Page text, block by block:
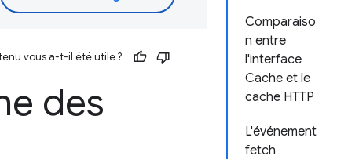
Comparaiso
n entre
l'interface
Cache et le
cache HTTP
L'événement
fetch
vous a-t-il été utile ?
des